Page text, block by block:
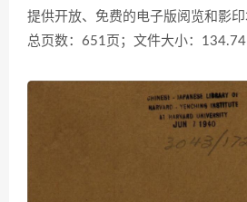
提供开放、免费的电子版阅览和影印
总页数：651页；文件大小：